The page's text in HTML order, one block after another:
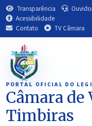
Transparência
Acessibilidade
Contato
TV Câmara
PORTAL OFICIAL DO
Câmara de
Timbiras